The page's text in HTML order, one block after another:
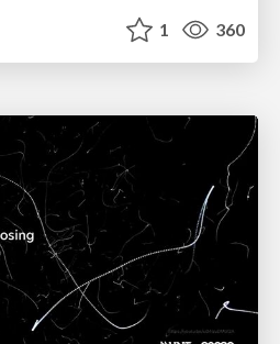
1 360